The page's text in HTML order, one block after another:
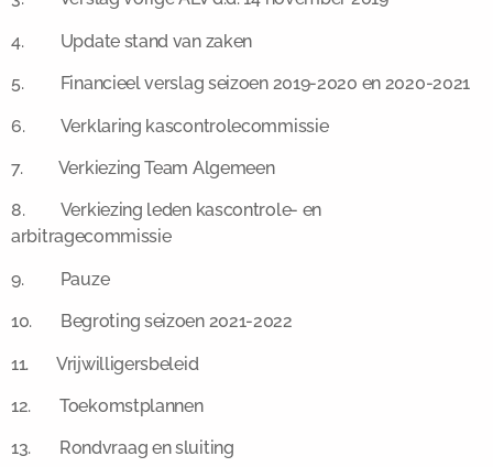
4. Update stand van zaken
5. Financieel verslag seizoen 2019-2020 en 2020-2021
6. Verklaring kascontrolecommissie
7. Verkiezing Team Algemeen
8. Verkiezing leden kascontrole- en
arbitragecommissie
9. Pauze
10. Begroting seizoen 2021-2022
11. Vrijwilligersbeleid
12. Toekomstplannen
13. Rondvraag en sluiting